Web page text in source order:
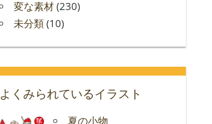
変な素材(230)
未分類(10)
よくみられているイラスト
夏の小物